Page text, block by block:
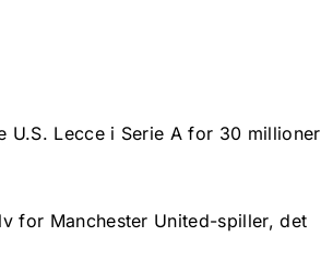
U.S. Lecce i Serie A for 30 millioner
for Manchester United-spiller, det